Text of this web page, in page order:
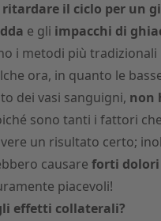
ritardare il ciclo per un
e gli impacchi di
i metodi più
ora, in quanto le
dei vasi sanguigni, non
sono tanti i fattori
un risultato certo;
causare forti
piacevoli!
effetti collaterali?